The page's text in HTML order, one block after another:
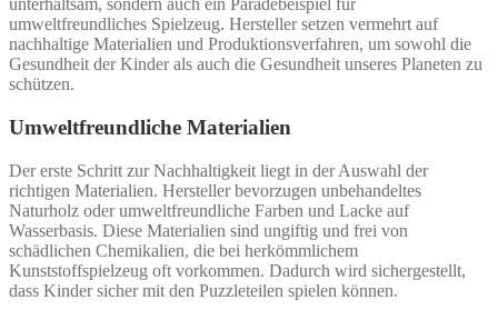
unterhaltsam, sondern auch ein Paradebeispiel für
umweltfreundliches Spielzeug. Hersteller setzen vermehrt auf
nachhaltige Materialien und Produktionsverfahren, um sowohl die
Gesundheit der Kinder als auch die Gesundheit unseres Planeten zu
schützen.
Umweltfreundliche Materialien
Der erste Schritt zur Nachhaltigkeit liegt in der Auswahl der
richtigen Materialien. Hersteller bevorzugen unbehandeltes
Naturholz oder umweltfreundliche Farben und Lacke auf
Wasserbasis. Diese Materialien sind ungiftig und frei von
schädlichen Chemikalien, die bei herkömmlichem
Kunststoffspielzeug oft vorkommen. Dadurch wird sichergestellt,
dass Kinder sicher mit den Puzzleteilen spielen können.